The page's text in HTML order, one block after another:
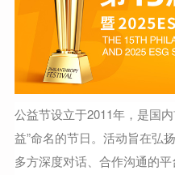
公益节设立于2011年，是国
益”命名的节日。活动旨在弘
多方深度对话、合作沟通的